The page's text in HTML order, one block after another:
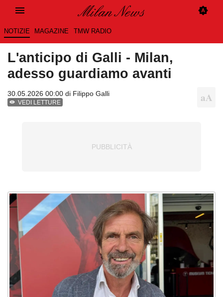
NOTIZIE MAGAZINE TMW RADIO
L'anticipo di Galli - Milan,
adesso guardiamo avanti
30.05.2026 00:00 di Filippo Galli
VEDI LETTURE